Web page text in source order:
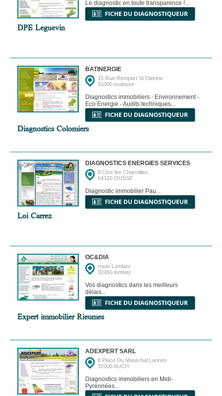
Le diagnostic en toute transparence !...
DPE Leguevin
BATINERGIE
15 Rue Rempart St Etienne
31000 toulouse
Diagnostics immobiliers - Environnement -
Eco Energie - Audits techniques...
Diagnostics Colomiers
DIAGNOSTICS ENERGIES SERVICES
8 Clos les Charmilles
64320 OUSSE
Diagnostic immobilier Pau...
Loi Carrez
OC&DIA
route Lombez
32450 lombez
Vos diagnostics dans les meilleurs
délais...
Expert immobilier Rieumes
ADEXPERT SARL
8 Place Du Maréchal Lannes
32000 AUCH
Diagnostics immobiliers en Midi-
Pyrénnées...